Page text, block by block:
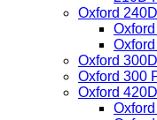
Oxford
Oxford
Oxford 300
Oxford